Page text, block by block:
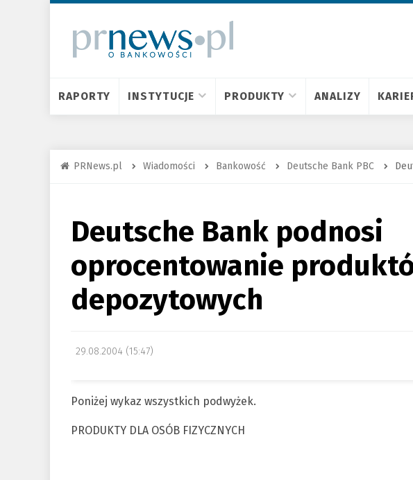
RAPORTY INSTYTUCJE PRODUKTY ANALIZY
PRNews.pl Wiadomości Bankowość Deutsche Bank PBC
Deutsche Bank podnosi
oprocentowanie
depozytowych
29.08.2004 (15:47)
Poniżej wykaz wszystkich podwyżek.
PRODUKTY DLA OSÓB FIZYCZNYCH